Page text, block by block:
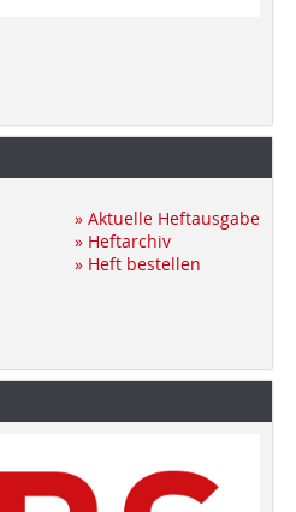
» Aktuelle Heftausgabe
» Heftarchiv
» Heft bestellen